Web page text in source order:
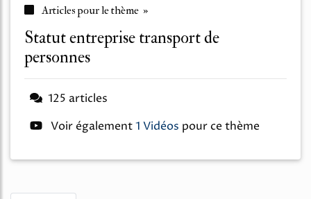
Articles pour le thème »
statut entreprise transport de
personnes
125 articles
Voir également1 Vidéos pour ce thème